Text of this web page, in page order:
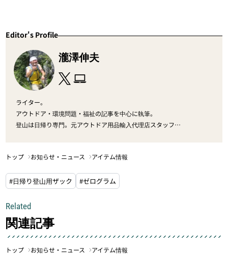
Editor's Profile
瀧澤伸夫
ライター。
アウトドア・環境問題・福祉の記事を中心に執筆。
登山は日帰り専門。元アウトドア用品輸入代理店スタッフ。
トップ お知らせ・ニュース アイテム情報
#日帰り登山用ザック #ゼログラム
Related
関連記事
トップ お知らせ・ニュース アイテム情報